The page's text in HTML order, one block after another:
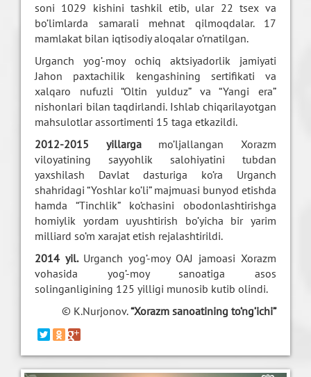
soni 1029 kishini tashkil etib, ular 22 tsex va
bo’limlarda samarali mehnat qilmoqdalar. 17
mamlakat bilan iqtisodiy aloqalar o’rnatilgan.
Urganch yog’-moy ochiq aktsiyadorlik jamiyati
Jahon paxtachilik kengashining sertifikati va
xalqaro nufuzli “Oltin yulduz” va “Yangi era”
nishonlari bilan taqdirlandi. Ishlab chiqarilayotgan
mahsulotlar assortimenti 15 taga etkazildi.
2012-2015 yillarga mo’ljallangan Xorazm
viloyatining sayyohlik salohiyatini tubdan
yaxshilash Davlat dasturiga ko’ra Urganch
shahridagi “Yoshlar ko’li” majmuasi bunyod etishda
hamda “Tinchlik” ko’chasini obodonlashtirishga
homiylik yordam uyushtirish bo’yicha bir yarim
milliard so’m xarajat etish rejalashtirildi.
2014 yil. Urganch yog’-moy OAJ jamoasi Xorazm
vohasida yog’-moy sanoatiga asos
solinganligining 125 yilligi munosib kutib olindi.
© K.Nurjonov.“Xorazm sanoatining to’ng’ichi”